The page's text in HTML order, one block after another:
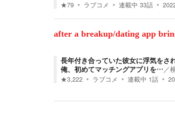
★79 ラブコメ 連載中 33話
after a breakup/dating app
長年付き合っていた彼女に浮気をさ
俺、初めてマッチングアプリを…／
★3,222 ラブコメ 連載中 1話